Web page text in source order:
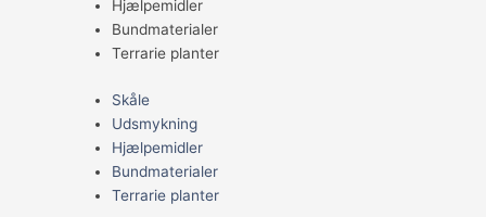
Hjælpemidler
Bundmaterialer
Terrarie planter
Skåle
Udsmykning
Hjælpemidler
Bundmaterialer
Terrarie planter